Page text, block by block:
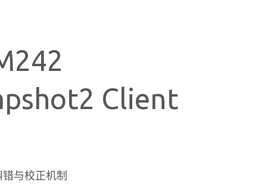
了解更多
了解更多
Client
与校正机制